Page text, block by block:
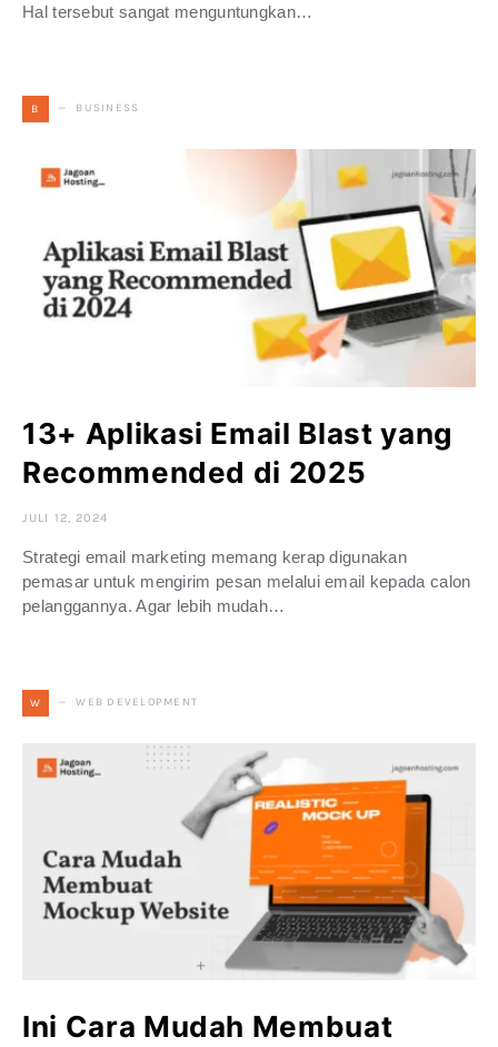
Hal tersebut sangat menguntungkan…
B BUSINESS
13+ Aplikasi Email Blast yang
Recommended di 2025
JULI 12, 2024
Strategi email marketing memang kerap digunakan
pemasar untuk mengirim pesan melalui email kepada calon
pelanggannya. Agar lebih mudah…
W WEB DEVELOPMENT
Ini Cara Mudah Membuat